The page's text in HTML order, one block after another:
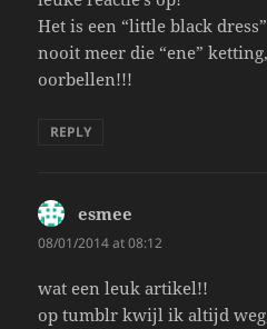
Het is een “little black
nooit meer die “ene”
oorbellen!!!
REPLY
esmee
08/01/2014 at 08:12
wat een leuk artikel!!
op tumblr kwijl ik altijd